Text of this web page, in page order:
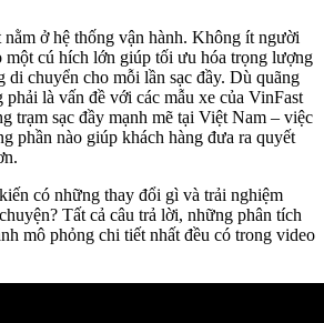
ở hệ thống vận hành. Không ít người
một cú hích lớn giúp tối ưu hóa trọng lượng
di chuyển cho mỗi lần sạc đầy. Dù quãng
là vấn đề với các mẫu xe của VinFast
trạm sạc đầy mạnh mẽ tại Việt Nam – việc
phần nào giúp khách hàng đưa ra quyết
có những thay đổi gì và trải nghiệm
Tất cả câu trả lời, những phân tích
mô phỏng chi tiết nhất đều có trong video